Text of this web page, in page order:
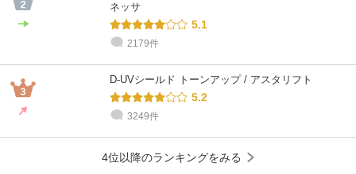
ネッサ
5.1
2179件
D-UVシールド トーンアップ / アスタリフト
5.2
3249件
4位以降のランキングをみる